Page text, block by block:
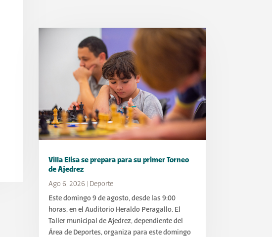
Villa Elisa se prepara para su primer Torneo
de Ajedrez
Ago 6, 2026
Deporte
Este domingo 9 de agosto, desde las 9:00
horas, en el Auditorio Heraldo Peragallo. El
Taller municipal de Ajedrez, dependiente del
Área de Deportes, organiza para este domingo